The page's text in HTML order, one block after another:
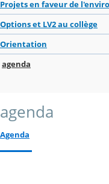
Projets en faveur de
Options et LV2 au collège
Orientation
agenda
agenda
Agenda